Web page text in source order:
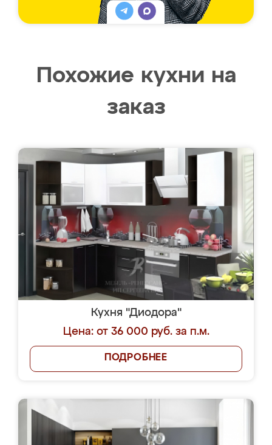
Похожие кухни на
заказ
Кухня "Диодора"
Цена: от 36 000 руб. за п.м.
ПОДРОБНЕЕ